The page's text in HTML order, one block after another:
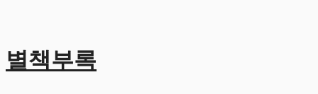
별책부록